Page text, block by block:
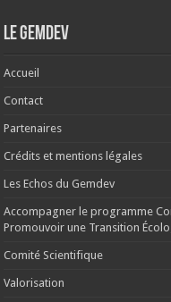
Le Gemdev
Accueil
Contact
Partenaires
Crédits et mentions légales
Les Echos du Gemdev
Accompagner le programme
Promouvoir une Transition
Comité Scientifique
Valorisation